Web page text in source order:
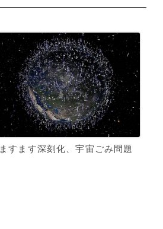
ますます深刻化、宇宙ごみ問題